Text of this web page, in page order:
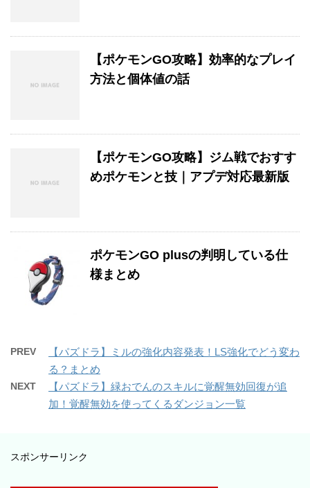
【ポケモンGO攻略】効率的なプレイ
方法と個体値の話
【ポケモンGO攻略】ジム戦でおすす
めポケモンと技｜アプデ対応最新版
ポケモンGO plusの判明している仕
様まとめ
PREV
【パズドラ】ミルの強化内容発表！LS強化でどう変わ
る？まとめ
NEXT
【パズドラ】緑おでんのスキルに覚醒無効回復が追
加！覚醒無効を使ってくるダンジョン一覧
スポンサーリンク